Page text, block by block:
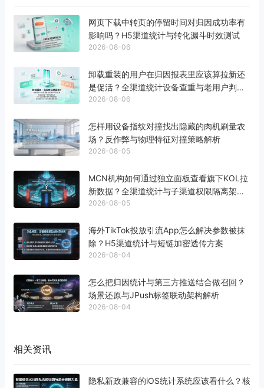
网页下载中转页的停留时间对归因成功率有
影响吗？H5渠道统计与转化漏斗时效测试
2026-08-06
卸载重装的用户在归因报表里应该算拉新还
是促活？全渠道统计设备查重与老用户判定
标准
2026-08-06
怎样用设备指纹对撞找出隐藏的肉机刷量农
场？反作弊与物理特征对撞策略解析
2026-08-05
MCN机构如何通过独立面板查看旗下KOL拉
新数据？全渠道统计与子渠道权限隔离架构
解析
2026-08-05
海外TikTok投放引流App怎么解决参数被抹
除？H5渠道统计与短链加密透传方案
2026-08-04
怎么把归因统计与第三方推送结合做召回？
场景还原与JPush标签联动架构解析
2026-08-04
相关资讯
隐私新政兼容的iOS统计系统应该看什么？核